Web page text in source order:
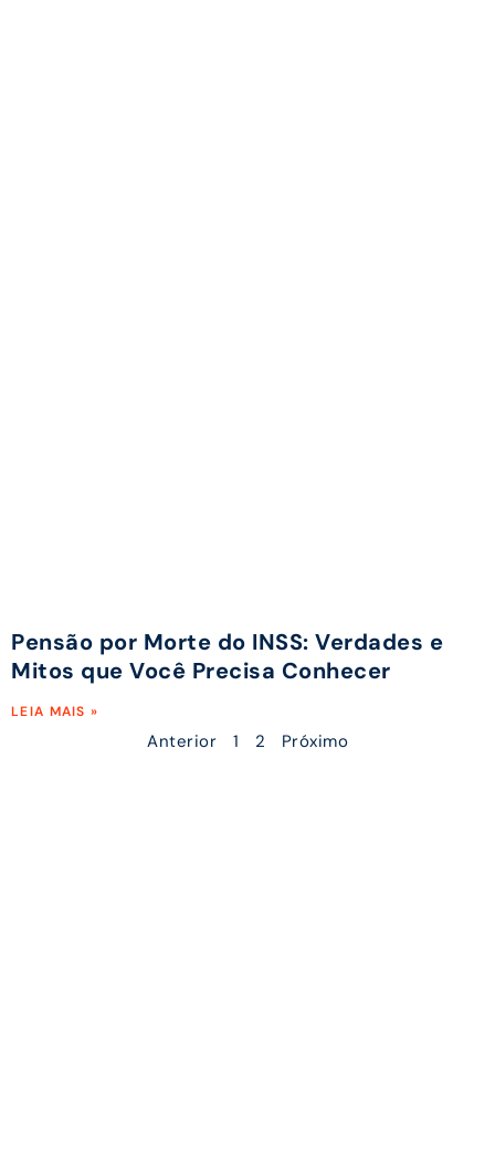
Pensão por Morte do INSS: Verdades e
Mitos que Você Precisa Conhecer
LEIA MAIS »
Anterior 1 2 Próximo